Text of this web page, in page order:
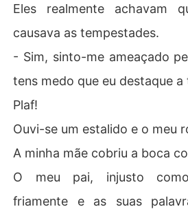
Eles realmente achavam
causava as tempestades.
- Sim, sinto-me ameaçado
tens medo que eu destaque
Plaf!
Ouvi-se um estalido e o meu
A minha mãe cobriu a boca
O meu pai, injusto
friamente e as suas